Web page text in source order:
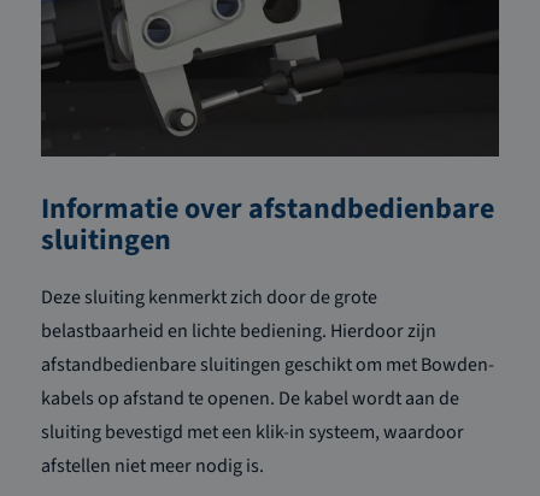
Informatie over afstandbedienbare
sluitingen
Deze sluiting kenmerkt zich door de grote
belastbaarheid en lichte bediening. Hierdoor zijn
afstandbedienbare sluitingen geschikt om met Bowden-
kabels op afstand te openen. De kabel wordt aan de
sluiting bevestigd met een klik-in systeem, waardoor
afstellen niet meer nodig is.